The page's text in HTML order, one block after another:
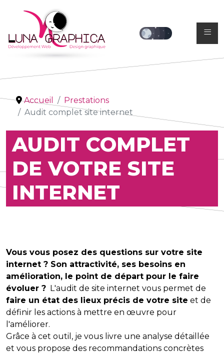
≡
Accueil
Prestations
Audit complet site internet
AUDIT COMPLET
DE VOTRE SITE
INTERNET
Vous vous posez des questions sur votre site
internet ? Son attractivité, ses besoins en
amélioration, le point de départ pour le faire
évoluer ? L'audit de site internet vous permet de
faire un état des lieux précis de votre site et de
définir les actions à mettre en œuvre pour
l'améliorer.
Grâce à cet outil, je vous livre une analyse détaillée
et vous propose des recommandations concrètes